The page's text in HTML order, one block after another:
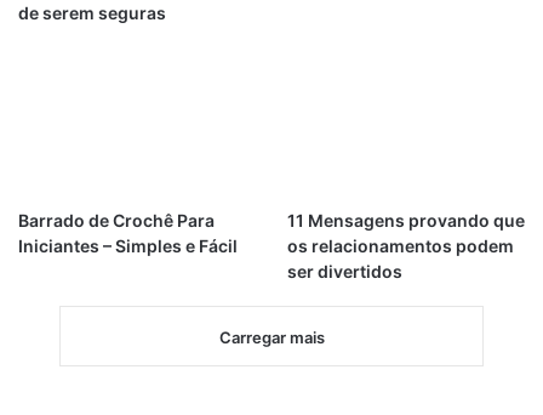
de serem seguras
Barrado de Crochê Para
Iniciantes – Simples e Fácil
11 Mensagens provando que
os relacionamentos podem
ser divertidos
Carregar mais